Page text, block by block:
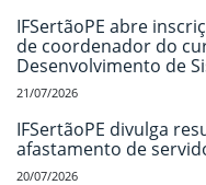
IFSertãoPE abre
de coordenador do
Desenvolvimento de
21/07/2026
IFSertãoPE divulga
afastamento de
20/07/2026